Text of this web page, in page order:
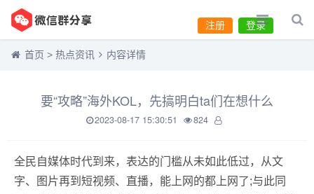
登录
注册
首页 > 热点资讯 内容详情
要“攻略”海外KOL，先搞明白ta们在想什么
2023-08-17 15:30:51 824
全民自媒体时代到来，表达的门槛从未如此低过，从文
字、图片再到短视频、直播，能上网的都上网了;与此同